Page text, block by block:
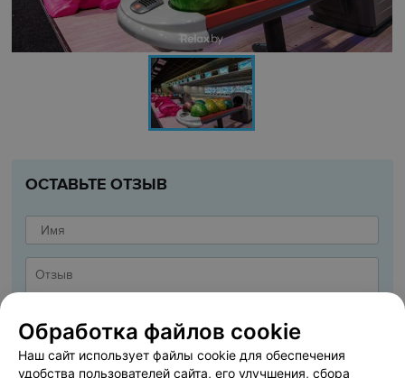
ОСТАВЬТЕ ОТЗЫВ
Обработка файлов cookie
Наш сайт использует файлы cookie для обеспечения
удобства пользователей сайта, его улучшения, сбора